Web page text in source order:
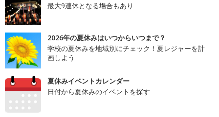
最大9連休となる場合もあり
2026年の夏休みはいつからいつまで？
学校の夏休みを地域別にチェック！夏レジャーを計
画しよう
夏休みイベントカレンダー
日付から夏休みのイベントを探す